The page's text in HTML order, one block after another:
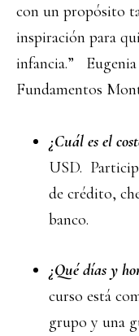
con un propósito
inspiración para
infancia.”
Fundamentos
¿Cuál es el
USD.
de crédito,
banco.
¿Qué días y
curso está
grupo y una